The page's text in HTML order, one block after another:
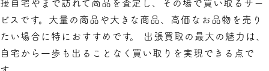
接自宅やまで訪れて商品を査定し、その場で買い取るサー
ビスです。大量の商品や大きな商品、高価なお品物を売り
たい場合に特におすすめです。 出張買取の最大の魅力は、
自宅から一歩も出ることなく買い取りを実現できる点で